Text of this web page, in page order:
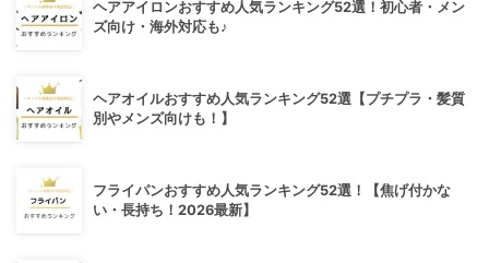
ヘアアイロンおすすめ人気ランキング52選！初心者・メン
ズ向け・海外対応も♪
ヘアオイルおすすめ人気ランキング52選【プチプラ・髪質
別やメンズ向けも！】
フライパンおすすめ人気ランキング52選！【焦げ付かな
い・長持ち！2026最新】